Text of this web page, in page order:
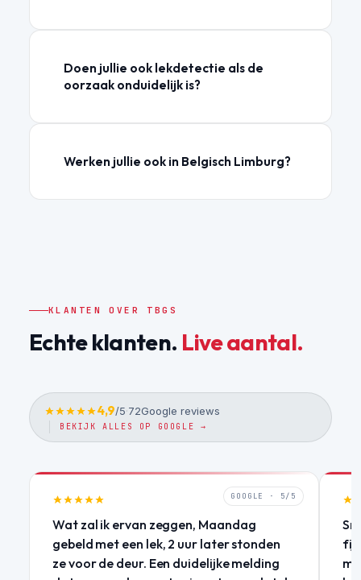
Doen jullie ook lekdetectie als de
oorzaak onduidelijk is?
Werken jullie ook in Belgisch Limburg?
KLANTEN OVER TBGS
Echte klanten. Live aantal.
4,9/5·72Google reviews
BEKIJK ALLES OP GOOGLE →
GOOGLE · 5/5
Wat zal ik ervan zeggen, Maandag
gebeld met een lek, 2 uur later stonden
ze voor de deur. Een duidelijke melding